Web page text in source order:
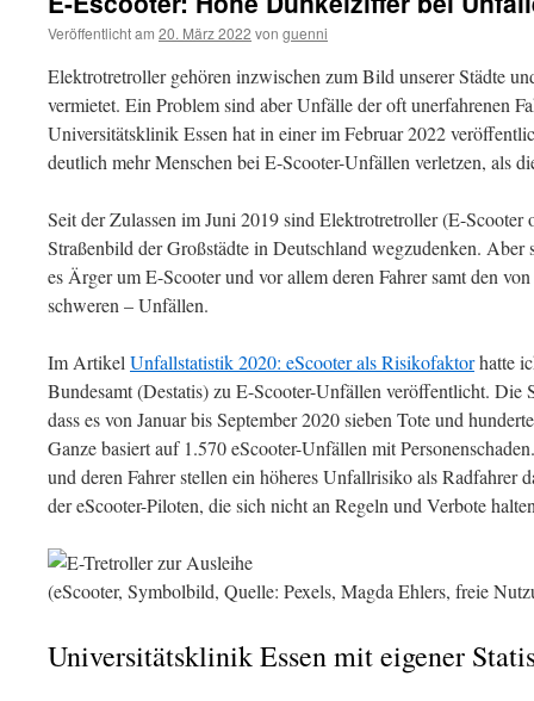
Veröffentlicht am 20. März 2022 von guenni
Elektrotretroller gehören inzwischen zum Bild unserer Städte
vermietet. Ein Problem sind aber Unfälle der oft unerfahrenen
Universitätsklinik Essen hat in einer im Februar 2022
deutlich mehr Menschen bei E-Scooter-Unfällen verletzen, als
Seit der Zulassen im Juni 2019 sind Elektrotretroller (E-Scooter
Straßenbild der Großstädte in Deutschland wegzudenken. Aber
es Ärger um E-Scooter und vor allem deren Fahrer samt den
schweren – Unfällen.
Im Artikel Unfallstatistik 2020: eScooter als Risikofaktorhatte
Bundesamt (Destatis) zu E-Scooter-Unfällen veröffentlicht. Die
dass es von Januar bis September 2020 sieben Tote und
Ganze basiert auf 1.570 eScooter-Unfällen mit
und deren Fahrer stellen ein höheres Unfallrisiko als Radfahrer
der eScooter-Piloten, die sich nicht an Regeln und Verbote
(eScooter, Symbolbild, Quelle: Pexels, Magda Ehlers, freie
Universitätsklinik Essen mit eigener